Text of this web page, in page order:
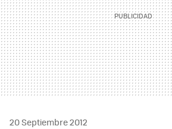
20 Septiembre 2012